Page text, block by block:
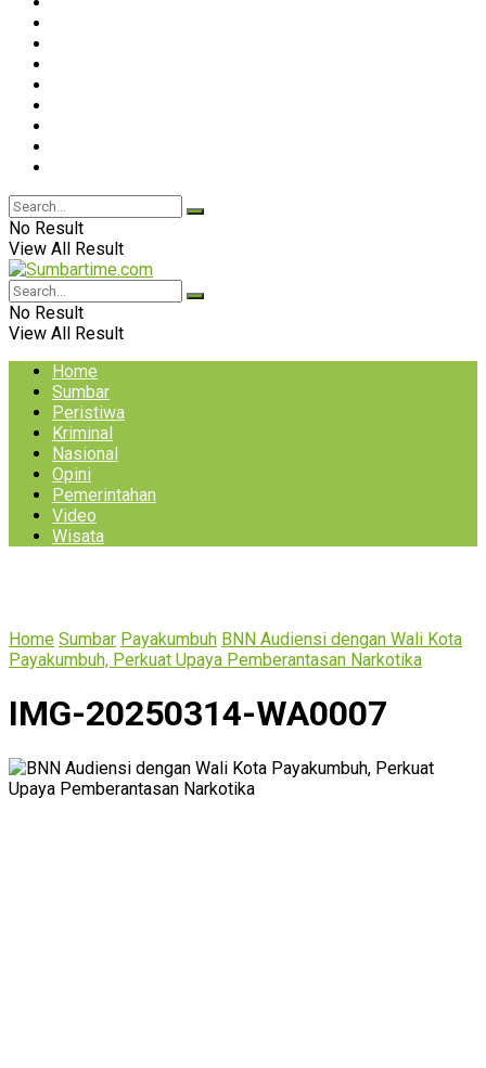
No Result
View All Result
No Result
View All Result
Home
Sumbar
Peristiwa
Kriminal
Nasional
Opini
Pemerintahan
Video
Wisata
Home Sumbar Payakumbuh BNN Audiensi dengan Wali Kota
Payakumbuh, Perkuat Upaya Pemberantasan Narkotika
IMG-20250314-WA0007